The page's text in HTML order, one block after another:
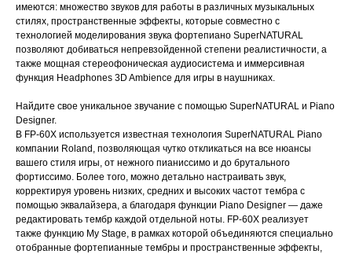
имеются: множество звуков для работы в различных музыкальных
стилях, пространственные эффекты, которые совместно с
технологией моделирования звука фортепиано SuperNATURAL
позволяют добиваться непревзойденной степени реалистичности, а
также мощная стереофоническая аудиосистема и иммерсивная
функция Headphones 3D Ambience для игры в наушниках.
Найдите свое уникальное звучание с помощью SuperNATURAL и Piano
Designer.
В FP-60X используется известная технология SuperNATURAL Piano
компании Roland, позволяющая чутко откликаться на все нюансы
вашего стиля игры, от нежного пианиссимо и до брутального
фортиссимо. Более того, можно детально настраивать звук,
корректируя уровень низких, средних и высоких частот тембра с
помощью эквалайзера, а благодаря функции Piano Designer ― даже
редактировать тембр каждой отдельной ноты. FP-60X реализует
также функцию My Stage, в рамках которой объединяются специально
отобранные фортепианные тембры и пространственные эффекты,